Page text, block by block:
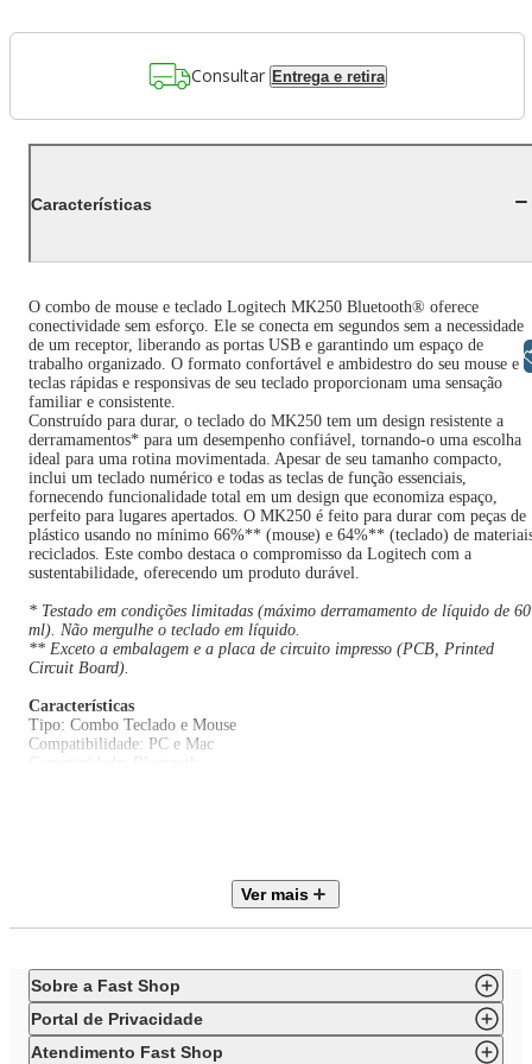
Consultar Entrega e retira
Características
O combo de mouse e teclado Logitech MK250 Bluetooth® oferece
conectividade sem esforço. Ele se conecta em segundos sem a necessidade
de um receptor, liberando as portas USB e garantindo um espaço de
trabalho organizado. O formato confortável e ambidestro do seu mouse e
teclas rápidas e responsivas de seu teclado proporcionam uma sensação
familiar e consistente.
Construído para durar, o teclado do MK250 tem um design resistente a
derramamentos* para um desempenho confiável, tornando-o uma escolha
ideal para uma rotina movimentada. Apesar de seu tamanho compacto,
inclui um teclado numérico e todas as teclas de função essenciais,
fornecendo funcionalidade total em um design que economiza espaço,
perfeito para lugares apertados. O MK250 é feito para durar com peças de
plástico usando no mínimo 66%** (mouse) e 64%** (teclado) de
reciclados. Este combo destaca o compromisso da Logitech com a
sustentabilidade, oferecendo um produto durável.
* Testado em condições limitadas (máximo derramamento de líquido de 60
ml). Não mergulhe o teclado em líquido.
** Exceto a embalagem e a placa de circuito impresso (PCB, Printed
Circuit Board).
Características
Tipo: Combo Teclado e Mouse
Compatibilidade: PC e Mac
Conectividade: Bluetooth
Garantia: 12 meses
Dimensões e Peso
Dimensões do produto sem embalagem (AxLxP): 130x360x30 mm
Dimensões do produto com embalagem (AxLxP): 145x440x45 mm
Peso do produto sem embalagem: 0,45 Kg
Peso do produto com embalagem: 0,61 Kg
Ver mais
Sobre a Fast Shop
Portal de Privacidade
Atendimento Fast Shop
Libras